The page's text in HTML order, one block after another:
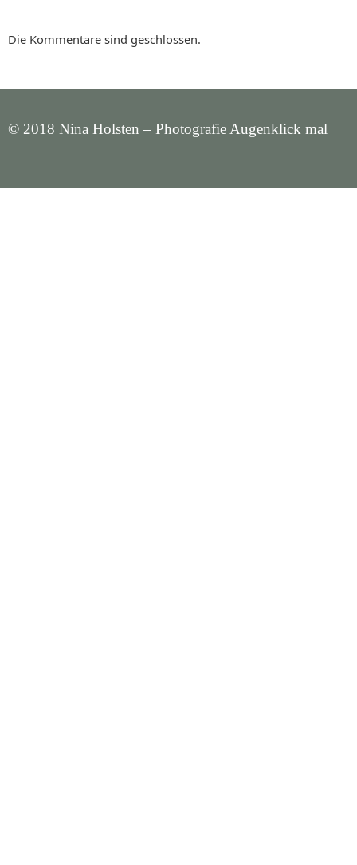
Die Kommentare sind geschlossen.
© 2018 Nina Holsten – Photografie Augenklick mal